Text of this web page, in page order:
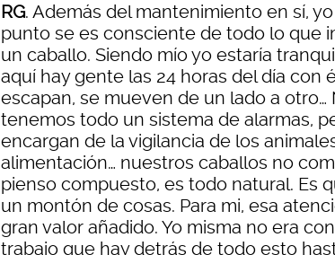
RG. Además del mantenimiento en sí,
punto se es consciente de todo lo que
un caballo. Siendo mío yo estaría
aquí hay gente las 24 horas del día con
escapan, se mueven de un lado a otro…
tenemos todo un sistema de alarmas,
encargan de la vigilancia de los
alimentación… nuestros caballos no
pienso compuesto, es todo natural. Es
un montón de cosas. Para mi, esa
gran valor añadido. Yo misma no era
trabajo que hay detrás de todo esto